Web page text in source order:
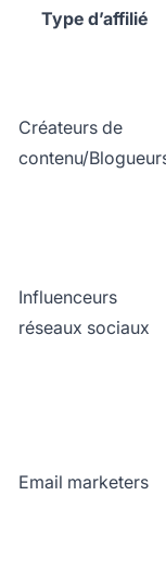
Type d’affilié
Créateurs de
contenu/
Influenceurs
réseaux sociaux
Email marketers